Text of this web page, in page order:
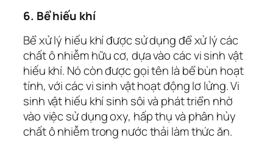
6. Bể hiếu khí
Bể xử lý hiếu khí được sử dụng để xử lý các
chất ô nhiễm hữu cơ, dựa vào các vi sinh vật
hiếu khí. Nó còn được gọi tên là bể bùn hoạt
tính, với các vi sinh vật hoạt động lơ lửng. Vi
sinh vật hiếu khí sinh sôi và phát triển nhờ
vào việc sử dụng oxy, hấp thụ và phân hủy
chất ô nhiễm trong nước thải làm thức ăn.